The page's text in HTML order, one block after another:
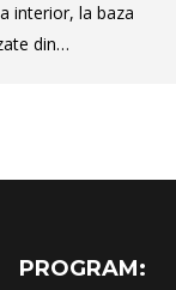
interior, la baza
din…
PROGRAM: